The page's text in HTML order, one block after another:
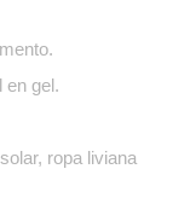
en gel.
ropa liviana